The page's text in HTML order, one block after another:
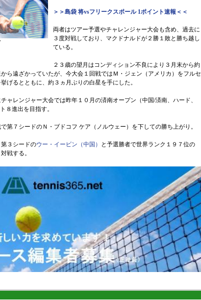
＞＞島袋 将vsフリークスポール 1ポイント速報＜＜
両者はツアー予選やチャレンジャー大会も含め、過去に
３度対戦しており、マクドナルドが２勝１敗と勝ち越し
ている。
２３歳の望月はコンディション不良により３月末から約
ら遠ざかっていたが、今大会１回戦ではＭ・ジェン（アメリカ）をフルセ
げるとともに、約３ヵ月ぶりの白星を手にした。
ャレンジャー大会では昨年１０月の済南オープン（中国/済南、ハード、
８進出を目指す。
第７シードのＮ・ブドコフ ケア（ノルウェー）を下しての勝ち上がり。
３シードのウー・イービン（中国）
と予選勝者で世界ランク１９７位の
戦する。